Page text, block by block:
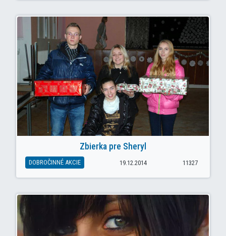
Zbierka pre Sheryl
DOBROČINNÉ AKCIE 19.12.2014 11327